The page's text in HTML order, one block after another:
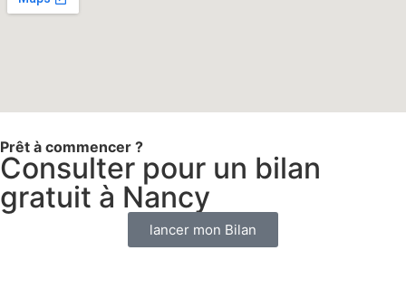
Prêt à commencer ?
Consulter pour un bilan
gratuit à Nancy
lancer mon Bilan